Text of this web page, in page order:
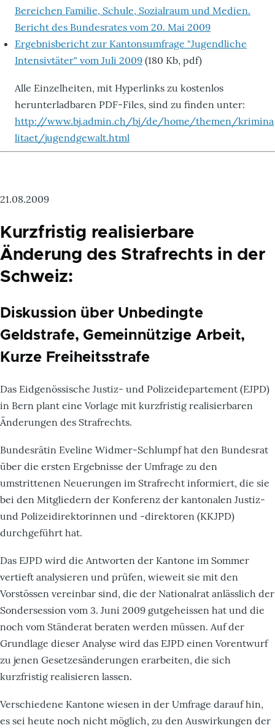
Bereichen Familie, Schule, Sozialraum und Medien.
Bericht des Bundesrates vom 20. Mai 2009
Ergebnisbericht zur Kantonsumfrage "Jugendliche
Intensivtäter" vom Juli 2009 (180 Kb, pdf)
Alle Einzelheiten, mit Hyperlinks zu kostenlos
herunterladbaren PDF-Files, sind zu finden unter:
http://www.bj.admin.ch/bj/de/home/themen/krimina
litaet/jugendgewalt.html
21.08.2009
Kurzfristig realisierbare
Änderung des Strafrechts in der
Schweiz:
Diskussion über Unbedingte
Geldstrafe, Gemeinnützige Arbeit,
Kurze Freiheitsstrafe
Das Eidgenössische Justiz- und Polizeidepartement (EJPD)
in Bern plant eine Vorlage mit kurzfristig realisierbaren
Änderungen des Strafrechts.
Bundesrätin Eveline Widmer-Schlumpf hat den Bundesrat
über die ersten Ergebnisse der Umfrage zu den
umstrittenen Neuerungen im Strafrecht informiert, die sie
bei den Mitgliedern der Konferenz der kantonalen Justiz-
und Polizeidirektorinnen und -direktoren (KKJPD)
durchgeführt hat.
Das EJPD wird die Antworten der Kantone im Sommer
vertieft analysieren und prüfen, wieweit sie mit den
Vorstössen vereinbar sind, die der Nationalrat anlässlich der
Sondersession vom 3. Juni 2009 gutgeheissen hat und die
noch vom Ständerat beraten werden müssen. Auf der
Grundlage dieser Analyse wird das EJPD einen Vorentwurf
zu jenen Gesetzesänderungen erarbeiten, die sich
kurzfristig realisieren lassen.
Verschiedene Kantone wiesen in der Umfrage darauf hin,
es sei heute noch nicht möglich, zu den Auswirkungen der